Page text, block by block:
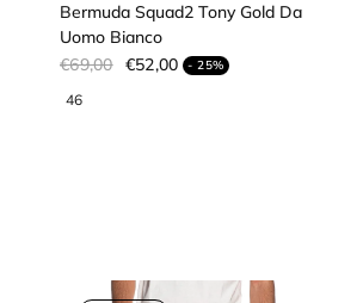
Bermuda Squad2 Tony Gold Da
Uomo Bianco
€69,00 €52,00 - 25%